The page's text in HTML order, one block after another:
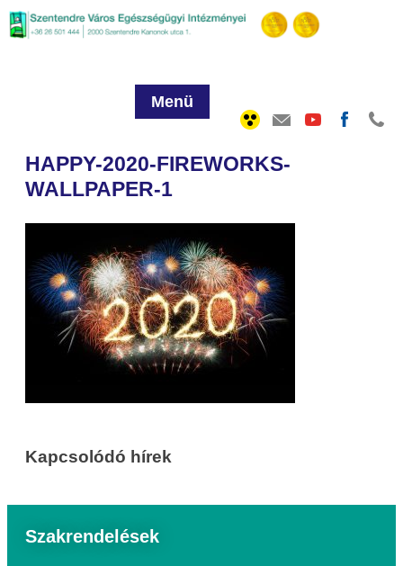
Menü
HAPPY-2020-FIREWORKS-
WALLPAPER-1
Kapcsolódó hírek
Szakrendelések